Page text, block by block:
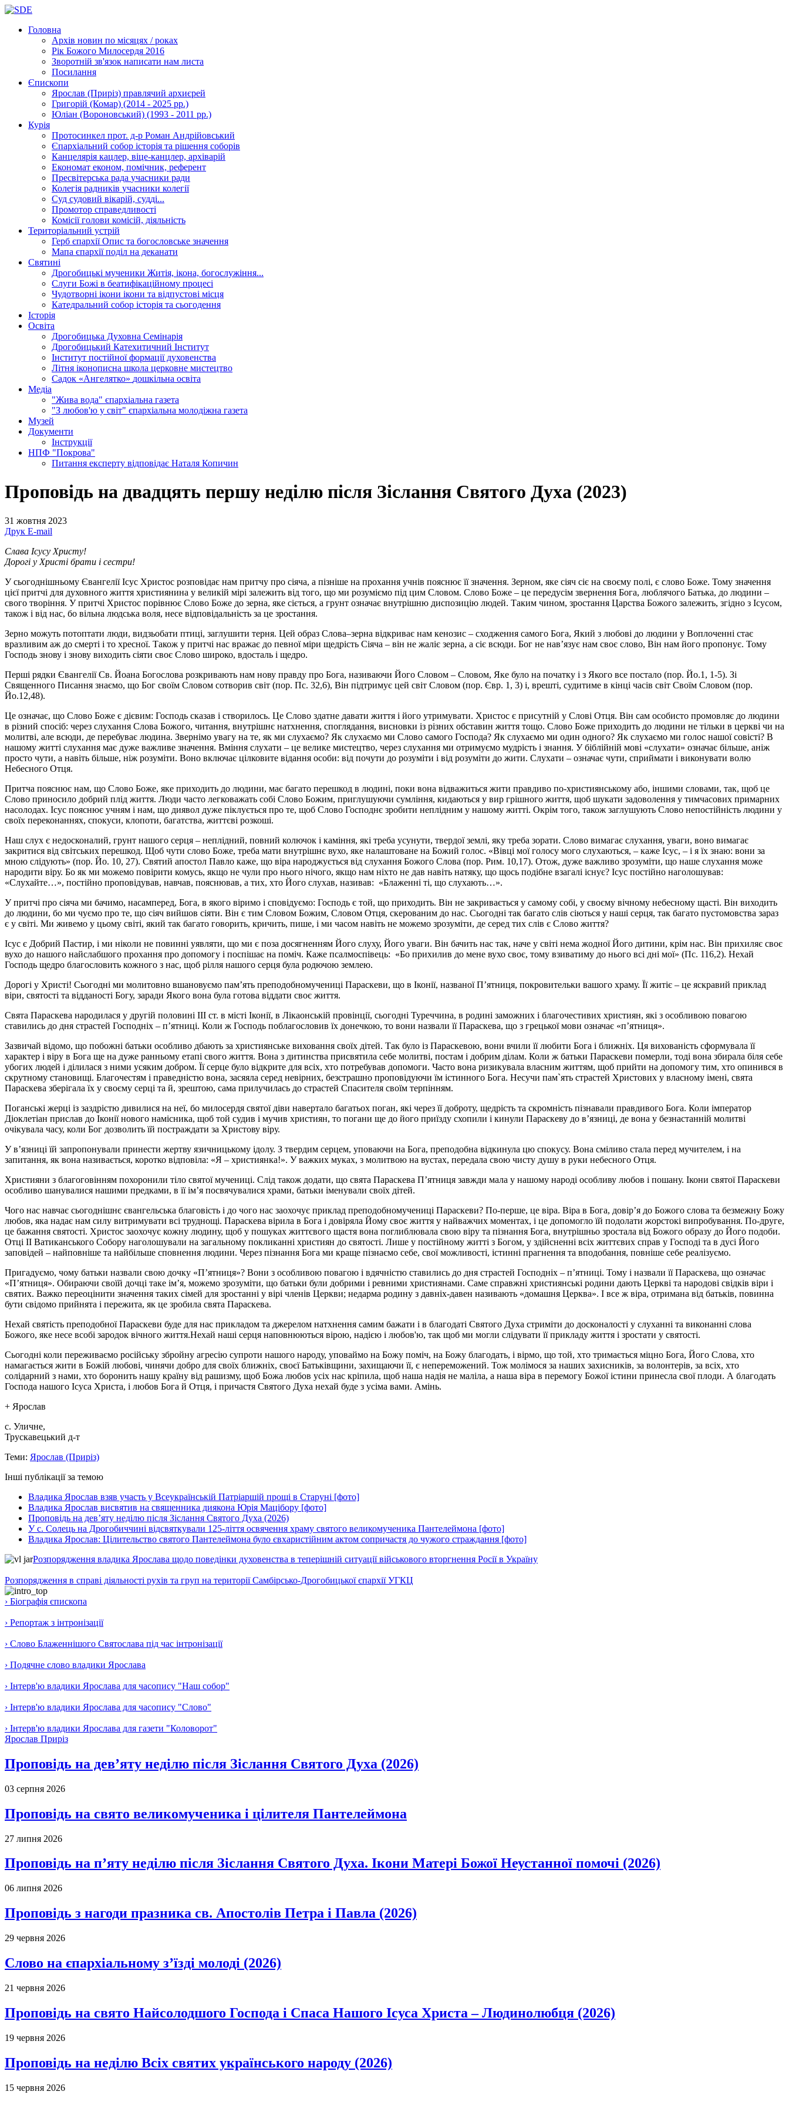
Головна
Архів новин по місяцях / роках
Рік Божого Милосердя 2016
Зворотній зв'язок написати нам листа
Посилання
Єпископи
Ярослав (Приріз) правлячий архиєрей
Григорій (Комар) (2014 - 2025 рр.)
Юліан (Вороновський) (1993 - 2011 рр.)
Курія
Протосинкел прот. д-р Роман Андрійовський
Єпархіальний собор історія та рішення соборів
Канцелярія кацлер, віце-канцлер, архіварій
Економат економ, помічник, референт
Пресвітерська рада учасники ради
Колегія радників учасники колегії
Суд судовий вікарій, судді...
Промотор справедливості
Комісіїголови комісій, діяльність
Територіальний устрій
Герб єпархіїОпис та богословське значення
Мапа єпархіїподіл на деканати
Святині
Дрогобицькі мученики Житія, ікона, богослужіння...
Слуги Божі в беатифікаційному процесі
Чудотворні ікони ікони та відпустові місця
Катедральний собор історія та сьогодення
Історія
Освіта
Дрогобицька Духовна Семінарія
Дрогобицький Катехитичний Інститут
Інститут постійної формації духовенства
Літня іконописна школа церковне мистецтво
Садок «Ангелятко» дошкільна освіта
Медіа
"Жива вода" єпархіальна газета
"З любов'ю у світ" єпархіальна молодіжна газета
Музей
Документи
Інструкції
НПФ "Покрова"
Питання експерту відповідає Наталя Копичин
Проповідь на двадцять першу неділю після Зіслання Святого Духа (2023)
31 жовтня 2023
Друк E-mail
Слава Ісусу Христу!
Дорогі у Христі брати і сестри!
У сьогоднішньому Євангелії Ісус Христос розповідає нам притчу про сіяча, а пізніше на прохання учнів пояснює її значення. Зерном, яке сіяч сіє на своєму полі, є слово Боже. Тому значення
цієї притчі для духовного життя християнина у великій мірі залежить від того, що ми розуміємо під цим Словом. Слово Боже – це передусім звернення Бога, люблячого Батька, до людини –
свого творіння. У притчі Христос порівнює Слово Боже до зерна, яке сіється, а грунт означає внутрішню диспозицію людей. Таким чином, зростання Царства Божого залежить, згідно з Ісусом,
також і від нас, бо вільна людська воля, несе відповідальність за це зростання.
Зерно можуть потоптати люди, видзьобати птиці, заглушити терня. Цей образ Слова–зерна відкриває нам кенозис – сходження самого Бога, Який з любові до людини у Воплоченні стає
вразливим аж до смерті і то хресної. Також у притчі нас вражає до певної міри щедрість Сіяча – він не жаліє зерна, а сіє всюди. Бог не нав’язує нам своє слово, Він нам його пропонує. Тому
Господь знову і знову виходить сіяти своє Слово широко, вдосталь і щедро.
Перші рядки Євангелії Св. Йоана Богослова розкривають нам нову правду про Бога, називаючи Його Словом – Словом, Яке було на початку і з Якого все постало (пор. Йо.1, 1-5). Зі
Священного Писання знаємо, що Бог своїм Словом сотворив світ (пор. Пс. 32,6), Він підтримує цей світ Словом (пор. Євр. 1, 3) і, врешті, судитиме в кінці часів світ Своїм Словом (пор.
Йо.12,48).
Це означає, що Слово Боже є дієвим: Господь сказав і створилось. Це Слово здатне давати життя і його утримувати. Христос є присутній у Слові Отця. Він сам особисто промовляє до людини
в різний спосіб: через слухання Слова Божого, читання, внутрішнє натхнення, споглядання, висновки із різних обставин життя тощо. Слово Боже приходить до людини не тільки в церкві чи на
молитві, але всюди, де перебуває людина. Звернімо увагу на те, як ми слухаємо? Як слухаємо ми Слово самого Господа? Як слухаємо ми один одного? Як слухаємо ми голос нашої совісті? В
нашому житті слухання має дуже важливе значення. Вміння слухати – це велике мистецтво, через слухання ми отримуємо мудрість і знання. У біблійній мові «слухати» означає більше, аніж
просто чути, а навіть більше, ніж розуміти. Воно включає цілковите відання особи: від почути до розуміти і від розуміти до жити. Слухати – означає чути, сприймати і виконувати волю
Небесного Отця.
Притча пояснює нам, що Слово Боже, яке приходить до людини, має багато перешкод в людині, поки вона відважиться жити правдиво по-християнському або, іншими словами, так, щоб це
Слово приносило добрий плід життя. Люди часто легковажать собі Слово Божим, приглушуючи сумління, кидаються у вир грішного життя, щоб шукати задоволення у тимчасових примарних
насолодах. Ісус пояснює учням і нам, що диявол дуже піклується про те, щоб Слово Господнє зробити неплідним у нашому житті. Окрім того, також заглушують Слово непостійність людини у
своїх переконаннях, спокуси, клопоти, багатства, життєві розкоші.
Наш слух є недосконалий, грунт нашого серця – неплідний, повний колючок і каміння, які треба усунути, твердої землі, яку треба зорати. Слово вимагає слухання, уваги, воно вимагає
закритися від світських перешкод. Щоб чути слово Боже, треба мати внутрішнє вухо, яке налаштоване на Божий голос. «Вівці мої голосу мого слухаються, – каже Ісус, – і я їх знаю: вони за
мною слідують» (пор. Йо. 10, 27). Святий апостол Павло каже, що віра народжується від слухання Божого Слова (пор. Рим. 10,17). Отож, дуже важливо зрозуміти, що наше слухання може
народити віру. Бо як ми можемо повірити комусь, якщо не чули про нього нічого, якщо нам ніхто не дав навіть натяку, що щось подібне взагалі існує? Ісус постійно наголошував:
«Слухайте…», постійно проповідував, навчав, пояснював, а тих, хто Його слухав, називав: «Блаженні ті, що слухають…».
У притчі про сіяча ми бачимо, насамперед, Бога, в якого віримо і сповідуємо: Господь є той, що приходить. Він не закривається у самому собі, у своєму вічному небесному щасті. Він виходить
до людини, бо ми чуємо про те, що сіяч вийшов сіяти. Він є тим Словом Божим, Словом Отця, скерованим до нас. Сьогодні так багато слів сіються у наші серця, так багато пустомовства зараз
є у світі. Ми живемо у цьому світі, який так багато говорить, кричить, пише, і ми часом навіть не можемо зрозуміти, де серед тих слів є Слово життя?
Ісус є Добрий Пастир, і ми ніколи не повинні уявляти, що ми є поза досягненням Його слуху, Його уваги. Він бачить нас так, наче у світі нема жодної Його дитини, крім нас. Він прихиляє своє
вухо до нашого найслабшого прохання про допомогу і поспішає на поміч. Каже псалмоспівець: «Бо прихилив до мене вухо своє, тому взиватиму до нього всі дні мої» (Пс. 116,2). Нехай
Господь щедро благословить кожного з нас, щоб рілля нашого серця була родючою землею.
Дорогі у Христі! Сьогодні ми молитовно вшановуємо пам’ять преподобномучениці Параскеви, що в Іконії, названої П’ятниця, покровительки вашого храму. Її житіє – це яскравий приклад
віри, святості та відданості Богу, заради Якого вона була готова віддати своє життя.
Свята Параскева народилася у другій половині ІІІ ст. в місті Іконії, в Лікаонській провінції, сьогодні Туреччина, в родині заможних і благочестивих християн, які з особливою повагою
ставились до дня страстей Господніх – п’ятниці. Коли ж Господь поблагословив їх донечкою, то вони назвали її Параскева, що з грецької мови означає «п’ятниця».
Зазвичай відомо, що побожні батьки особливо дбають за християнське виховання своїх дітей. Так було із Параскевою, вони вчили її любити Бога і ближніх. Ця вихованість сформувала її
характер і віру в Бога ще на дуже ранньому етапі свого життя. Вона з дитинства присвятила себе молитві, постам і добрим ділам. Коли ж батьки Параскеви померли, тоді вона збирала біля себе
убогих людей і ділилася з ними усяким добром. Її серце було відкрите для всіх, хто потребував допомоги. Часто вона ризикувала власним життям, щоб прийти на допомогу тим, хто опинився в
скрутному становищі. Благочестям і праведністю вона, засяяла серед невірних, безстрашно проповідуючи їм істинного Бога. Несучи пам`ять страстей Христових у власному імені, свята
Параскева зберігала їх у своєму серці та й, зрештою, сама прилучилась до страстей Спасителя своїм терпінням.
Поганські жерці із заздрістю дивилися на неї, бо милосердя святої діви навертало багатьох поган, які через її доброту, щедрість та скромність пізнавали правдивого Бога. Коли імператор
Діоклетіан прислав до Іконії нового намісника, щоб той судив і мучив християн, то погани ще до його приїзду схопили і кинули Параскеву до в’язниці, де вона у безнастанній молитві
очікувала часу, коли Бог дозволить їй постраждати за Христову віру.
У в’язниці їй запропонували принести жертву язичницькому ідолу. З твердим серцем, уповаючи на Бога, преподобна відкинула цю спокусу. Вона сміливо стала перед мучителем, і на
запитання, як вона називається, коротко відповіла: «Я – християнка!». У важких муках, з молитвою на вустах, передала свою чисту душу в руки небесного Отця.
Християни з благоговінням похоронили тіло святої мучениці. Слід також додати, що свята Параскева П’ятниця завжди мала у нашому народі особливу любов і пошану. Ікони святої Параскеви
особливо шанувалися нашими предками, в її ім’я посвячувалися храми, батьки іменували своїх дітей.
Чого нас навчає сьогоднішнє євангельська благовість і до чого нас заохочує приклад преподобномучениці Параскеви? По-перше, це віра. Віра в Бога, довір’я до Божого слова та безмежну Божу
любов, яка надає нам силу витримувати всі труднощі. Параскева вірила в Бога і довіряла Йому своє життя у найважчих моментах, і це допомогло їй подолати жорстокі випробування. По-друге,
це бажання святості. Христос заохочує кожну людину, щоб у пошуках життєвого щастя вона поглиблювала свою віру та пізнання Бога, внутрішньо зростала від Божого образу до Його подоби.
Отці ІІ Ватиканського Собору наголошували на загальному покликанні християн до святості. Лише у постійному житті з Богом, у здійсненні всіх життєвих справ у Господі та в дусі Його
заповідей – найповніше та найбільше сповнення людини. Через пізнання Бога ми краще пізнаємо себе, свої можливості, істинні прагнення та вподобання, повніше себе реалізуємо.
Пригадуємо, чому батьки назвали свою дочку «П’ятниця»? Вони з особливою повагою і вдячністю ставились до дня страстей Господніх – п’ятниці. Тому і назвали її Параскева, що означає
«П’ятниця». Обираючи своїй дочці таке ім’я, можемо зрозуміти, що батьки були добрими і ревними християнами. Саме справжні християнські родини дають Церкві та народові свідків віри і
святих. Важко переоцінити значення таких сімей для зростанні у вірі членів Церкви; недарма родину з давніх-давен називають «домашня Церква». І все ж віра, отримана від батьків, повинна
бути свідомо прийнята і пережита, як це зробила свята Параскева.
Нехай святість преподобної Параскеви буде для нас прикладом та джерелом натхнення самим бажати і в благодаті Святого Духа стриміти до досконалості у слуханні та виконанні слова
Божого, яке несе всобі зародок вічного життя.Нехай наші серця наповнюються вірою, надією і любов'ю, так щоб ми могли слідувати її прикладу життя і зростати у святості.
Cьогодні коли переживаємо російську збройну агресію супроти нашого народу, уповаймо на Божу поміч, на Божу благодать, і вірмо, що той, хто тримається міцно Бога, Його Слова, хто
намагається жити в Божій любові, чинячи добро для своїх ближніх, своєї Батьківщини, захищаючи її, є непереможений. Тож молімося за наших захисників, за волонтерів, за всіх, хто
солідарний з нами, хто боронить нашу країну від рашизму, щоб Божа любов усіх нас кріпила, щоб наша надія не маліла, а наша віра в перемогу Божої істини принесла свої плоди. А благодать
Господа нашого Ісуса Христа, і любов Бога й Отця, і причастя Святого Духа нехай буде з усіма вами. Амінь.
+ Ярослав
с. Уличне,
Трускавецький д-т
Теми: Ярослав (Приріз)
Інші публікації за темою
Владика Ярослав взяв участь у Всеукраїнській Патріаршій прощі в Старуні [фото]
Владика Ярослав висвятив на священника диякона Юрія Мацібору [фото]
Проповідь на дев’яту неділю після Зіслання Святого Духа (2026)
У с. Солець на Дрогобиччині відсвяткували 125-ліття освячення храму святого великомученика Пантелеймона [фото]
Владика Ярослав: Цілительство святого Пантелеймона було євхаристійним актом сопричастя до чужого страждання [фото]
Розпорядження владика Ярослава щодо поведінки духовенства в теперішній ситуації військового вторгнення Росії в Україну
Розпорядження в справі діяльності рухів та груп на території Самбірсько-Дрогобицької єпархії УГКЦ
› Біографія єпископа
› Репортаж з інтронізації
› Слово Блаженнішого Святослава під час інтронізації
› Подячне слово владики Ярослава
› Інтерв'ю владики Ярослава для часопису "Наш собор"
› Інтерв'ю владики Ярослава для часопису "Слово"
› Інтерв'ю владики Ярослава для газети "Коловорот"
Ярослав Приріз
Проповідь на дев’яту неділю після Зіслання Святого Духа (2026)
03 серпня 2026
Проповідь на свято великомученика і цілителя Пантелеймона
27 липня 2026
Проповідь на п’яту неділю після Зіслання Святого Духа. Ікони Матері Божої Неустанної помочі (2026)
06 липня 2026
Проповідь з нагоди празника св. Апостолів Петра і Павла (2026)
29 червня 2026
Слово на єпархіальному з’їзді молоді (2026)
21 червня 2026
Проповідь на свято Найсолодшого Господа і Спаса Нашого Ісуса Христа – Людинолюбця (2026)
19 червня 2026
Проповідь на неділю Всіх святих українського народу (2026)
15 червня 2026